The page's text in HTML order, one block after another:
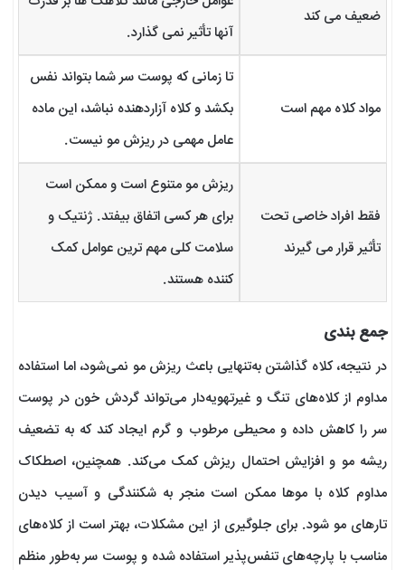
ضعیف می کند
آنها تأثیر نمی گذارد.
مواد کلاه مهم است
تا زمانی که پوست سر شما بتواند نفس
بکشد و کلاه آزاردهنده نباشد، این ماده
عامل مهمی در ریزش مو نیست.
فقط افراد خاصی تحت
تأثیر قرار می گیرند
ریزش مو متنوع است و ممکن است
برای هر کسی اتفاق بیفتد. ژنتیک و
سلامت کلی مهم ترین عوامل کمک
کننده هستند.
جمع بندی
در نتیجه، کلاه گذاشتن به‌تنهایی باعث ریزش مو نمی‌شود، اما استفاده
مداوم از کلاه‌های تنگ و غیرتهویه‌دار می‌تواند گردش خون در پوست
سر را کاهش داده و محیطی مرطوب و گرم ایجاد کند که به تضعیف
ریشه مو و افزایش احتمال ریزش کمک می‌کند. همچنین، اصطکاک
مداوم کلاه با موها ممکن است منجر به شکنندگی و آسیب دیدن
تارهای مو شود. برای جلوگیری از این مشکلات، بهتر است از کلاه‌های
مناسب با پارچه‌های تنفس‌پذیر استفاده شده و پوست سر به‌طور منظم